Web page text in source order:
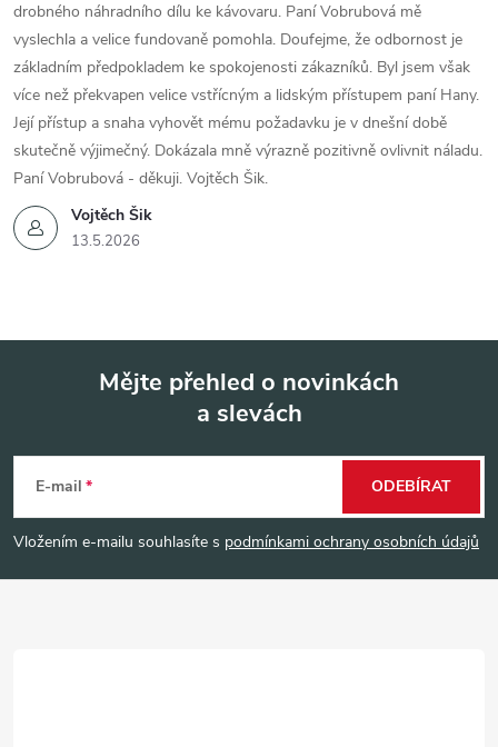
Vojtěch Šik
13.5.2026
drobného náhradního dílu ke kávovaru. Paní Vobrubová mě
vyslechla a velice fundovaně pomohla. Doufejme, že odbornost je
základním předpokladem ke spokojenosti zákazníků. Byl jsem však
více než překvapen velice vstřícným a lidským přístupem paní Hany.
Její přístup a snaha vyhovět mému požadavku je v dnešní době
skutečně výjimečný. Dokázala mně výrazně pozitivně ovlivnit náladu.
Paní Vobrubová - děkuji. Vojtěch Šik.
p
Mějte přehled o novinkách
a slevách
E-mail
Vložením e-mailu souhlasíte s podmínkami ochrany osobních údajů
ODEBÍRAT